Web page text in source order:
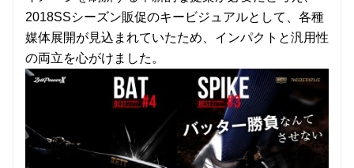
2018SSシーズン販促のキービジュアルとして、各種
媒体展開が見込まれていたため、インパクトと汎用性
の両立を心がけました。